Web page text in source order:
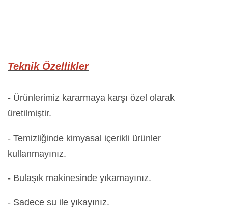
Teknik Özellikler
- Ürünlerimiz kararmaya karşı özel olarak
üretilmiştir.
- Temizliğinde kimyasal içerikli ürünler
kullanmayınız.
- Bulaşık makinesinde yıkamayınız.
- Sadece su ile yıkayınız.